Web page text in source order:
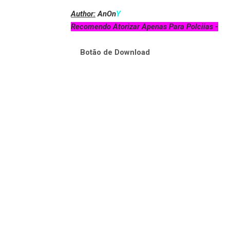
Author:AnOnY
Recomendo Atorizar Apenas Para Polciias -
Botão de Download